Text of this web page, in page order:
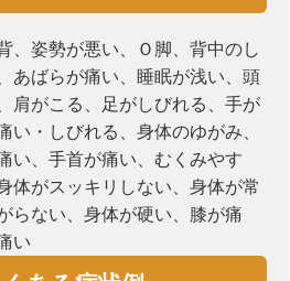
、姿勢が悪い、Ｏ脚、背中のし
あばらが痛い、睡眠が浅い、頭
肩がこる、⾜がしびれる、手が
い・しびれる、⾝体のゆがみ、
い、手首が痛い、むくみやす
体がスッキリしない、⾝体が常
らない、⾝体が硬い、膝が痛
い